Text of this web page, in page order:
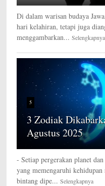
Di dalam warisan budaya
hari kelahiran, tetapi juga
menggambarkan... Selengkapnya
5
3 Zodiak
Agustus 2025
- Setiap pergerakan planet
yang memengaruhi
bintang dipe... Selengkapnya